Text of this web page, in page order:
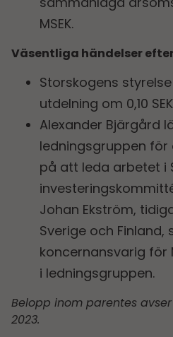
MSEK.
Väsentliga händelser
Storskogens
utdelning om 0,10
Alexander Bjärgård
ledningsgruppen
på att leda arbetet i
Johan Ekström,
Sverige och Finland,
koncernansvarig för
i ledningsgruppen.
Belopp inom parentes
2023.